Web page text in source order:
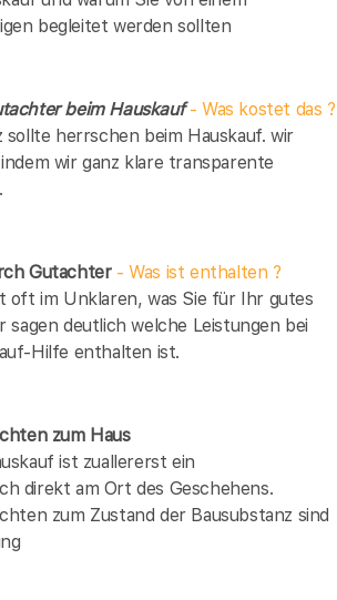
begleitet werden sollten
beim Hauskauf- Was kostet das ?
sollte herrschen beim Hauskauf. wir
wir ganz klare transparente
Gutachter- Was ist enthalten ?
oft im Unklaren, was Sie für Ihr gutes
sagen deutlich welche Leistungen bei
Hilfe enthalten ist.
zum Haus
ist zuallererst ein
direkt am Ort des Geschehens.
zum Zustand der Bausubstanz sind